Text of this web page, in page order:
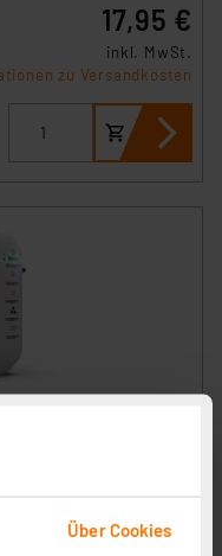
Über Cookies
17,95 €
inkl. MwSt.
zu Versandkosten